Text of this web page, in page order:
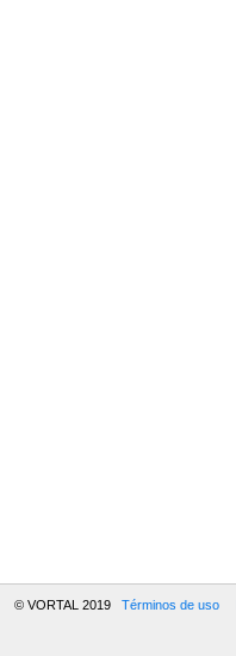
© VORTAL 2019 Términos de uso